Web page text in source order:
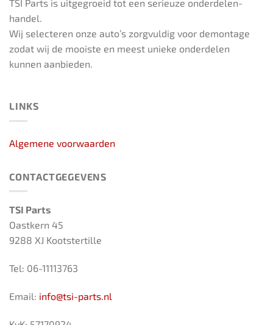
TSI Parts is uitgegroeid tot een serieuze onderdelen-
handel.
Wij selecteren onze auto’s zorgvuldig voor demontage
zodat wij de mooiste en meest unieke onderdelen
kunnen aanbieden.
LINKS
Algemene voorwaarden
CONTACTGEGEVENS
TSI Parts
Oastkern 45
9288 XJ Kootstertille
Tel: 06-11113763
Email: info@tsi-parts.nl